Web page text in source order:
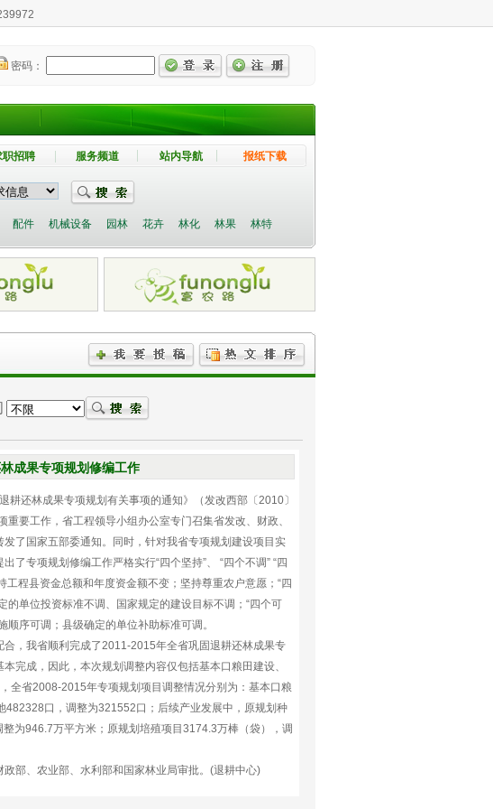
密码：
职招聘 服务频道 站内导航 报纸下载
配件 机械设备 园林 花卉 林化 林果 林特
成果专项规划修编工作
还林成果专项规划有关事项的通知》（发改西部〔2010〕
要工作，省工程领导小组办公室专门召集省发改、财政、
了国家五部委通知。同时，针对我省专项规划建设项目实
专项规划修编工作严格实行“四个坚持”、 “四个不调” “四
程县资金总额和年度资金额不变；坚持尊重农户意愿；“四
单位投资标准不调、国家规定的建设目标不调；“四个可
序可调；县级确定的单位补助标准可调。
，我省顺利完成了2011-2015年全省巩固退耕还林成果专
完成，因此，本次规划调整内容仅包括基本口粮田建设、
全省2008-2015年专项规划项目调整情况分别为：基本口粮
口，调整为321552口；后续产业发展中，原规划种
为946.7万平方米；原规划培殖项目3174.3万棒（袋），调
部、农业部、水利部和国家林业局审批。(退耕中心)